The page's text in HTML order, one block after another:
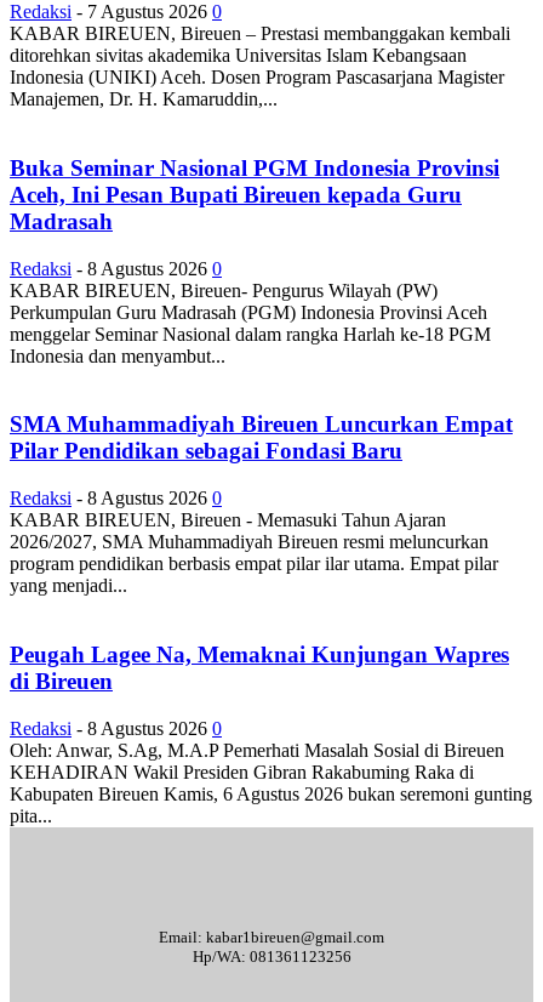
Redaksi - 7 Agustus 2026 0
KABAR BIREUEN, Bireuen – Prestasi membanggakan kembali
ditorehkan sivitas akademika Universitas Islam Kebangsaan
Indonesia (UNIKI) Aceh. Dosen Program Pascasarjana Magister
Manajemen, Dr. H. Kamaruddin,...
Buka Seminar Nasional PGM Indonesia Provinsi
Aceh, Ini Pesan Bupati Bireuen kepada Guru
Madrasah
Redaksi - 8 Agustus 2026 0
KABAR BIREUEN, Bireuen- Pengurus Wilayah (PW)
Perkumpulan Guru Madrasah (PGM) Indonesia Provinsi Aceh
menggelar Seminar Nasional dalam rangka Harlah ke-18 PGM
Indonesia dan menyambut...
SMA Muhammadiyah Bireuen Luncurkan Empat
Pilar Pendidikan sebagai Fondasi Baru
Redaksi - 8 Agustus 2026 0
KABAR BIREUEN, Bireuen - Memasuki Tahun Ajaran
2026/2027, SMA Muhammadiyah Bireuen resmi meluncurkan
program pendidikan berbasis empat pilar ilar utama. Empat pilar
yang menjadi...
Peugah Lagee Na, Memaknai Kunjungan Wapres
di Bireuen
Redaksi - 8 Agustus 2026 0
Oleh: Anwar, S.Ag, M.A.P Pemerhati Masalah Sosial di Bireuen
KEHADIRAN Wakil Presiden Gibran Rakabuming Raka di
Kabupaten Bireuen Kamis, 6 Agustus 2026 bukan seremoni gunting
pita...
Email: kabar1bireuen@gmail.com
Hp/WA: 081361123256